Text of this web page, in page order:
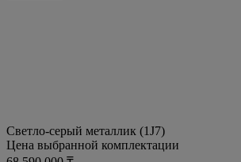
Светло-серый металлик (1J7)
Цена выбранной комплектации